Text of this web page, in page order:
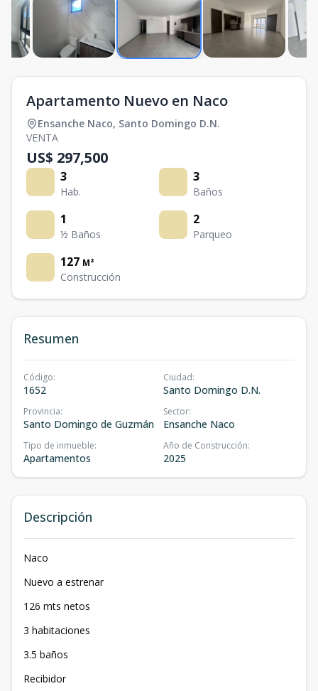
Apartamento Nuevo en Naco
Ensanche Naco, Santo Domingo D.N.
VENTA
US$ 297,500
3
Hab.
3
Baños
1
½ Baños
2
Parqueo
127 M²
Construcción
Resumen
Código:
1652
Ciudad:
Santo Domingo D.N.
Provincia:
Santo Domingo de Guzmán
Sector:
Ensanche Naco
Tipo de inmueble:
Apartamentos
Año de Construcción:
2025
Descripción
Naco
Nuevo a estrenar
126 mts netos
3 habitaciones
3.5 baños
Recibidor